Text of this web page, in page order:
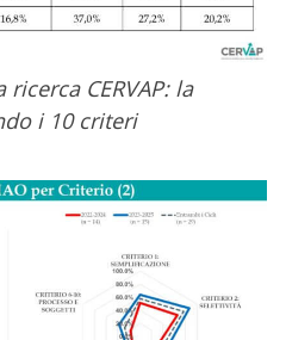
CERVAP: la
i 10 criteri